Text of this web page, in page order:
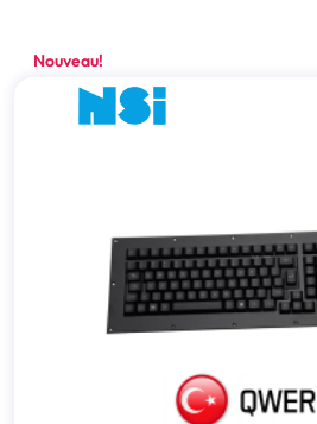
Nouveau!